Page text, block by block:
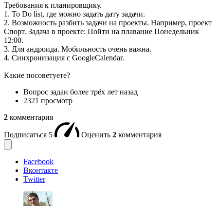
Требования к планировщику.
1. To Do list, где можно задать дату задачи.
2. Возможность разбить задачи на проекты. Например, проект
Спорт. Задача в проекте: Пойти на плавание Понедельник
12:00.
3. Для андроида. Мобильность очень важна.
4. Синхронизация с GoogleCalendar.
Какие посоветуете?
Вопрос задан более трёх лет назад
2321 просмотр
2 комментария
Подписаться 5 Оценить 2 комментария
Facebook
Вконтакте
Twitter